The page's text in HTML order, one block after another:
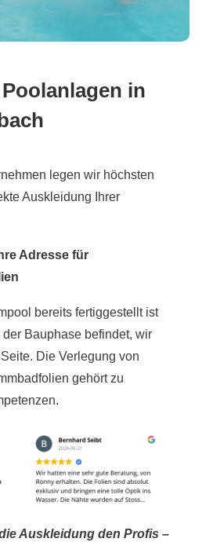
in
legen wir höchsten
Auskleidung Ihrer
Adresse für
bereits fertiggestellt ist
Bauphase befindet, wir
Die Verlegung von
gehört zu
Auskleidung den Profis –